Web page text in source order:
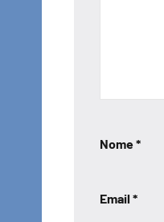
Nome*
Email *